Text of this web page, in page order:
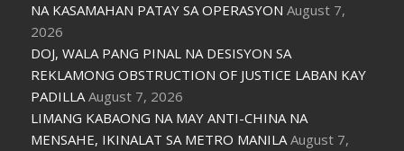
NA KASAMAHAN PATAY SA OPERASYON August 7,
2026
DOJ, WALA PANG PINAL NA DESISYON SA
REKLAMONG OBSTRUCTION OF JUSTICE LABAN KAY
PADILLA August 7, 2026
LIMANG KABAONG NA MAY ANTI-CHINA NA
MENSAHE, IKINALAT SA METRO MANILA August 7,